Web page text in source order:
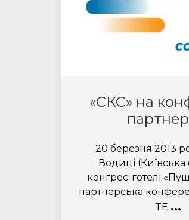
«СКС» на
20 березня 2013
Водиці (Київська
конгрес-готелі
партнерська
TE ...